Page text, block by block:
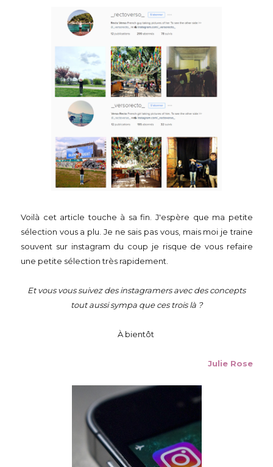
Voilà cet article touche à sa fin. J'espère que ma petite
sélection vous a plu. Je ne sais pas vous, mais moi je traine
souvent sur instagram du coup je risque de vous refaire
une petite sélection très rapidement.
Et vous vous suivez des instagramers avec des concepts
tout aussi sympa que ces trois là ?
À bientôt
Julie Rose